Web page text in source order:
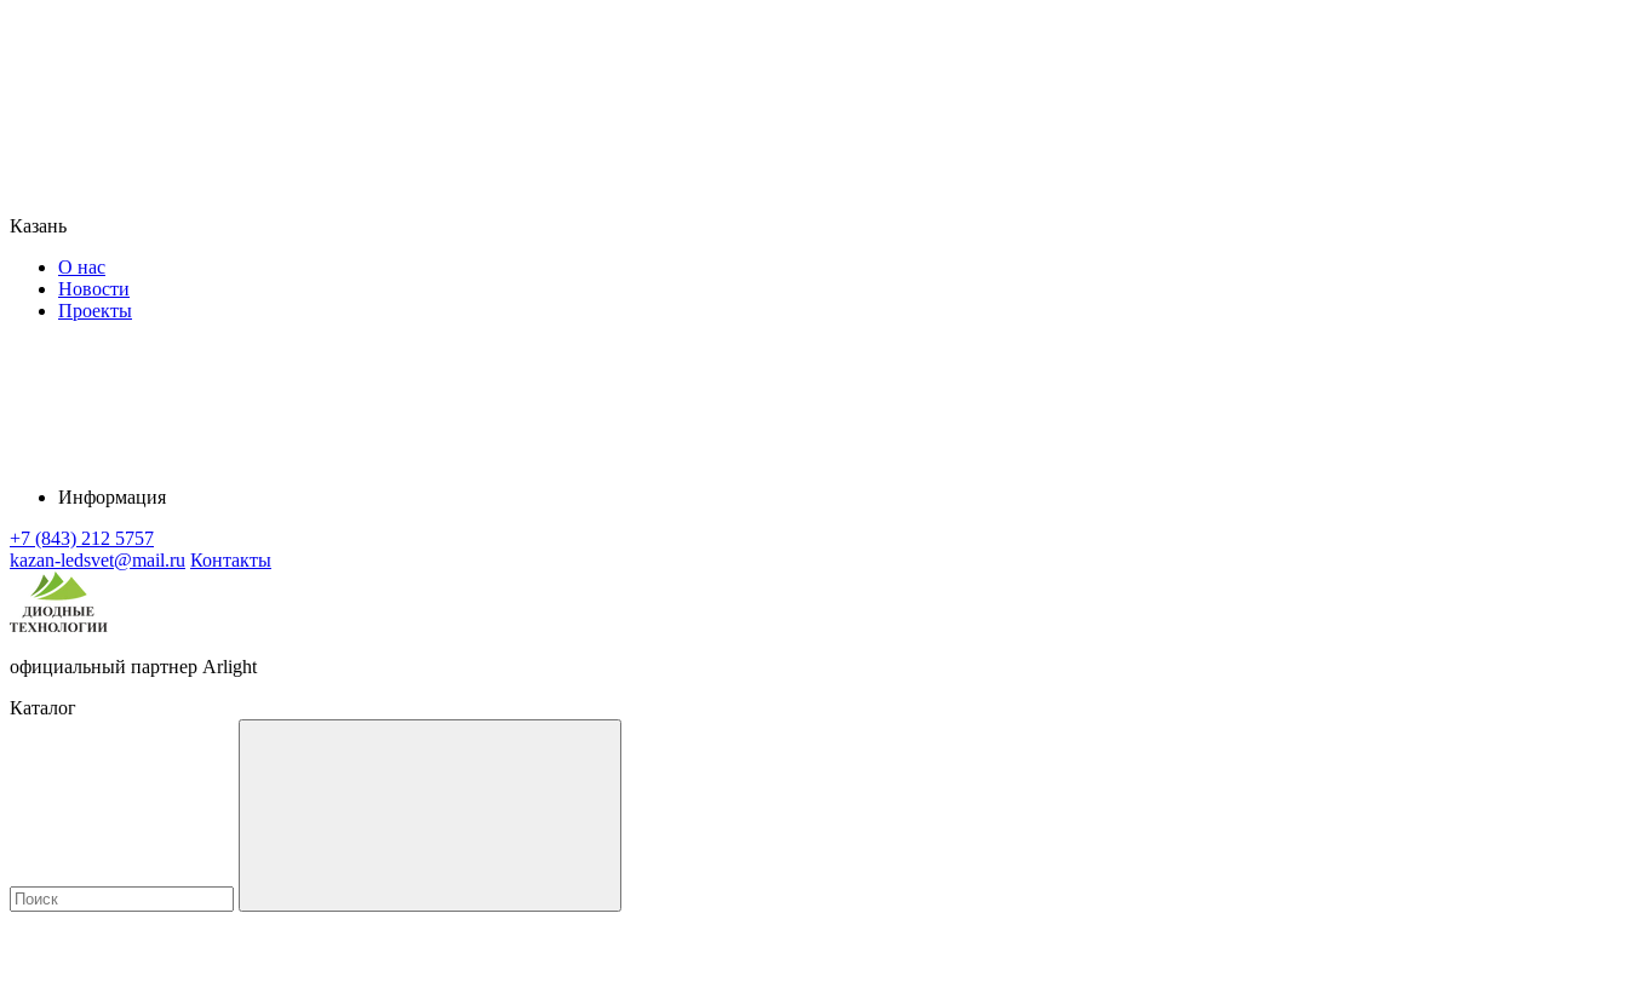
Казань
О нас
Новости
Проекты
Информация
+7 (843) 212 5757
kazan-ledsvet@mail.ru Контакты
официальный партнер Arlight
Каталог